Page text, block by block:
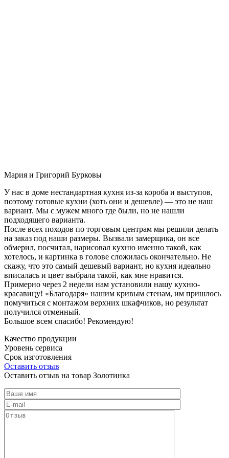
Мария и Григорий Бурковы
У нас в доме нестандартная кухня из-за короба и выступов,
поэтому готовые кухни (хоть они и дешевле) — это не наш
вариант. Мы с мужем много где были, но не нашли
подходящего варианта.
После всех походов по торговым центрам мы решили делать
на заказ под наши размеры. Вызвали замерщика, он все
обмерил, посчитал, нарисовал кухню именно такой, как
хотелось, и картинка в голове сложилась окончательно. Не
скажу, что это самый дешевый вариант, но кухня идеально
вписалась и цвет выбрала такой, как мне нравится.
Примерно через 2 недели нам установили нашу кухню-
красавицу! «Благодаря» нашим кривым стенам, им пришлось
помучиться с монтажом верхних шкафчиков, но результат
получился отменный.
Большое всем спасибо! Рекомендую!
Качество продукции
Уровень сервиса
Срок изготовления
Оставить отзыв
Оставить отзыв на товар Золотинка